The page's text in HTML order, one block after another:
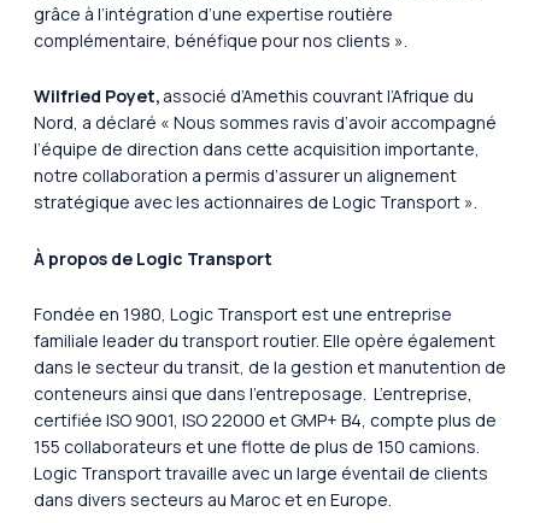
grâce à l’intégration d’une expertise routière
complémentaire, bénéfique pour nos clients ».
Wilfried Poyet, associé d’Amethis couvrant l’Afrique du
Nord, a déclaré « Nous sommes ravis d’avoir accompagné
l’équipe de direction dans cette acquisition importante,
notre collaboration a permis d’assurer un alignement
stratégique avec les actionnaires de Logic Transport ».
À propos de Logic Transport
Fondée en 1980, Logic Transport est une entreprise
familiale leader du transport routier. Elle opère également
dans le secteur du transit, de la gestion et manutention de
conteneurs ainsi que dans l’entreposage. L’entreprise,
certifiée ISO 9001, ISO 22000 et GMP+ B4, compte plus de
155 collaborateurs et une flotte de plus de 150 camions.
Logic Transport travaille avec un large éventail de clients
dans divers secteurs au Maroc et en Europe.